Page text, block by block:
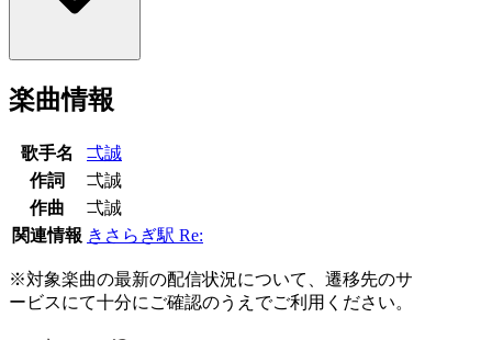
楽曲情報
歌手名
弌誠
作詞
弌誠
作曲
弌誠
関連情報 きさらぎ駅 Re:
※対象楽曲の最新の配信状況について、遷移先のサ
ービスにて十分にご確認のうえでご利用ください。